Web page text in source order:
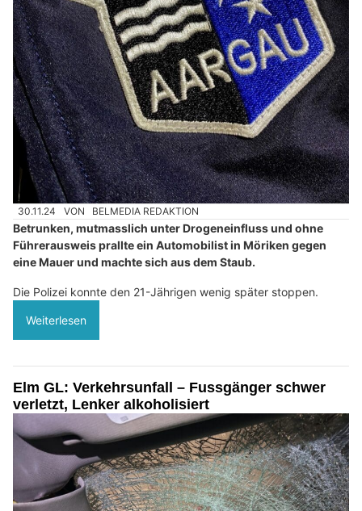
30.11.24 VON BELMEDIA REDAKTION
Betrunken, mutmasslich unter Drogeneinfluss und ohne
Führerausweis prallte ein Automobilist in Möriken gegen
eine Mauer und machte sich aus dem Staub.
Die Polizei konnte den 21-Jährigen wenig später stoppen.
Weiterlesen
Elm GL: Verkehrsunfall – Fussgänger schwer
verletzt, Lenker alkoholisiert